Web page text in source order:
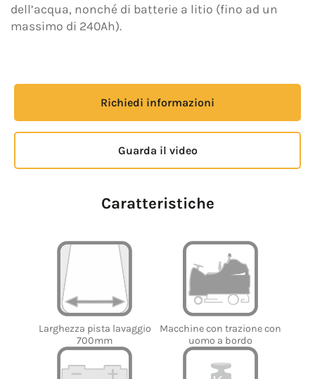
dell’acqua, nonché di batterie a litio (fino ad un
massimo di 240Ah).
Caratteristiche
Larghezza pista lavaggio
700mm
Macchine con trazione con
uomo a bordo
Richiedi informazioni
Guarda il video